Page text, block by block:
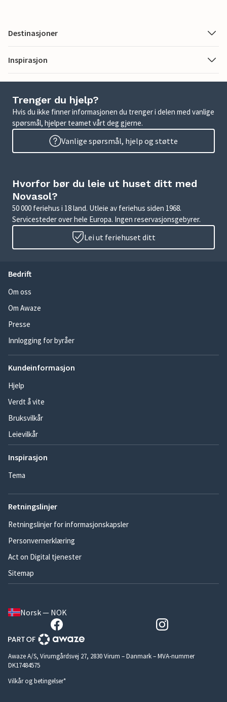
Destinasjoner
Inspirasjon
Trenger du hjelp?
Hvis du ikke finner informasjonen du trenger i delen med vanlige
spørsmål, hjelper teamet vårt deg gjerne.
Vanlige spørsmål, hjelp og støtte
Hvorfor bør du leie ut huset ditt med
Novasol?
50 000 feriehus i 18 land. Utleie av feriehus siden 1968.
Servicesteder over hele Europa. Ingen reservasjonsgebyrer.
Lei ut feriehuset ditt
Bedrift
Om oss
Om Awaze
Presse
Innlogging for byråer
Kundeinformasjon
Hjelp
Verdt å vite
Bruksvilkår
Leievilkår
Inspirasjon
Tema
Retningslinjer
Retningslinjer for informasjonskapsler
Personvernerklæring
Act on Digital tjenester
Sitemap
Norsk — NOK
Awaze A/S, Virumgårdsvej 27, 2830 Virum – Danmark – MVA-nummer
DK17484575
Vilkår og betingelser*